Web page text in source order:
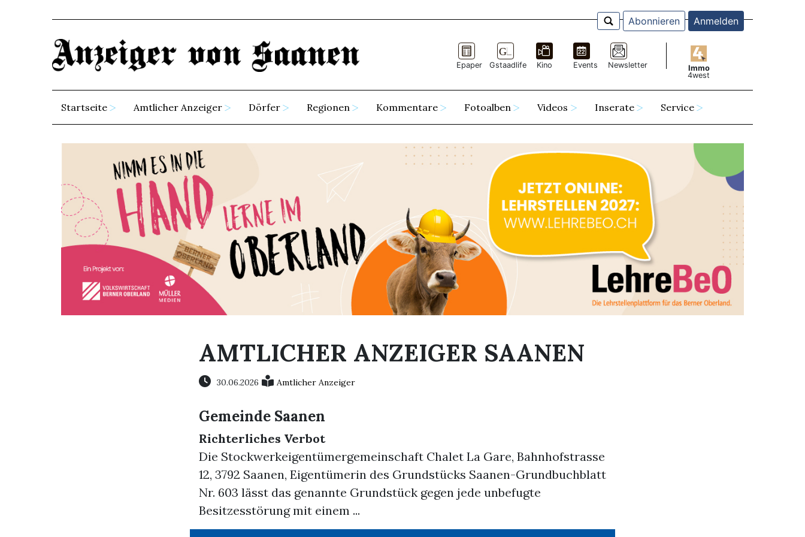
Abonnieren Anmelden
Epaper Gstaadlife Kino Events Newsletter
Immo
4west
Startseite Amtlicher Anzeiger Dörfer Regionen Kommentare Fotoalben Videos Inserate Service
AMTLICHER ANZEIGER SAANEN
30.06.2026 Amtlicher Anzeiger
Gemeinde Saanen
Richterliches Verbot
Die Stockwerkeigentümergemeinschaft Chalet La Gare, Bahnhofstrasse
12, 3792 Saanen, Eigentümerin des Grundstücks Saanen-Grundbuchblatt
Nr. 603 lässt das genannte Grundstück gegen jede unbefugte
Besitzesstörung mit einem ...